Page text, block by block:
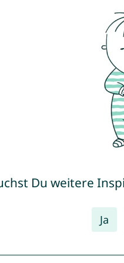
Du weitere
Ja